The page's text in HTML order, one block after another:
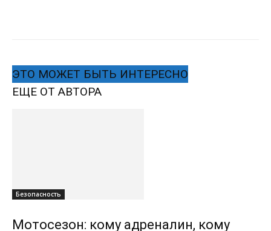
ЭТО МОЖЕТ БЫТЬ ИНТЕРЕСНО
ЕЩЕ ОТ АВТОРА
Безопасность
Мотосезон: кому адреналин, кому